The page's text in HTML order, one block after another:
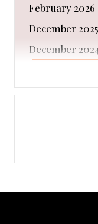
Cleanser
COATS AND
Conditioner
Decorating
Eyeliner
February 2026
December 2025
December
August 2024
January 2023